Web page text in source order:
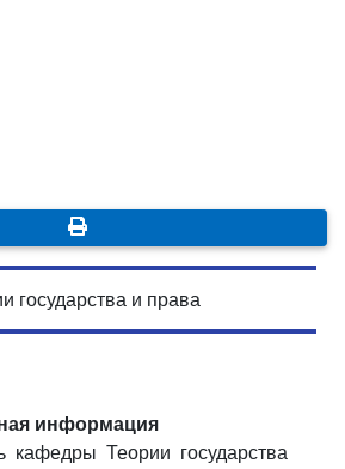
государства и права
информация
кафедры Теории государства